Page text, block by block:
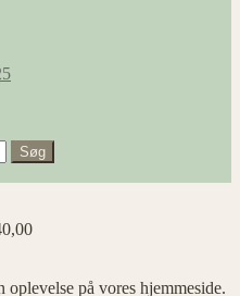
Søg
på vores hjemmeside.